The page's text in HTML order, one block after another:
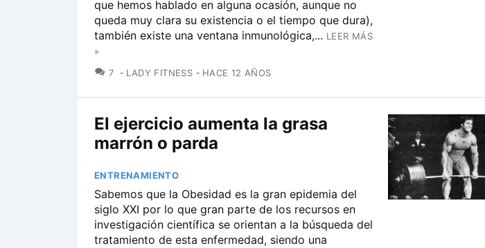
que hemos hablado en alguna ocasión, aunque no
queda muy clara su existencia o el tiempo que dura),
también existe una ventana inmunológica,... LEER MÁS
»
7 COMENTARIOS
LADY FITNESS HACE 12 AÑOS
El ejercicio aumenta la grasa
marrón o parda
ENTRENAMIENTO
Sabemos que la Obesidad es la gran epidemia del
siglo XXI por lo que gran parte de los recursos en
investigación científica se orientan a la búsqueda del
tratamiento de esta enfermedad, siendo una